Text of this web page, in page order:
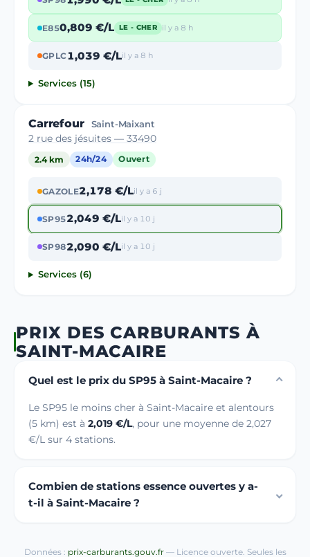
E850,809 €/L LE - CHER il y a 8 h
GPLC1,039 €/Lil y a 8 h
Services (15)
Carrefour Saint-Maixant
2 rue des jésuites — 33490
2.4 km 24h/24 Ouvert
GAZOLE2,178 €/Lil y a 6 j
SP952,049 €/Lil y a 10 j
SP982,090 €/Lil y a 10 j
Services (6)
PRIX DES CARBURANTS À
SAINT-MACAIRE
Quel est le prix du SP95 à Saint-Macaire ?
Le SP95 le moins cher à Saint-Macaire et alentours
(5 km) est à 2,019 €/L, pour une moyenne de 2,027
€/L sur 4 stations.
Combien de stations essence ouvertes y a-
t-il à Saint-Macaire ?
Données : prix-carburants.gouv.fr— Licence ouverte. Seules les